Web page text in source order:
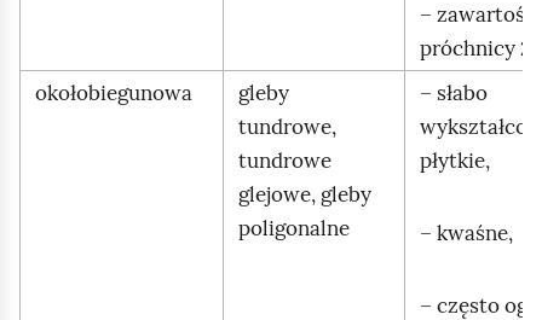
– zawartość
próchnicy
okołobiegunowa
gleby
tundrowe,
tundrowe
glejowe, gleby
poligonalne
– słabo
płytkie,
– kwaśne,
– często